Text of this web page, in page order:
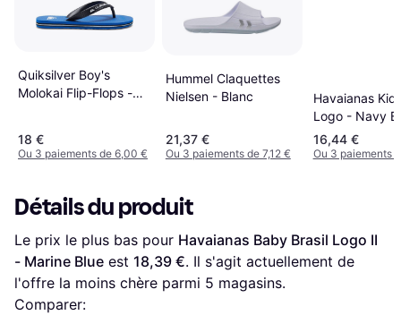
Quiksilver Boy's
Molokai Flip-Flops -
18 €
Ou 3 paiements de 6,00 €
Hummel Claquettes
Nielsen - Blanc
21,37 €
Ou 3 paiements de 7,12 €
Havaianas
Logo - Navy
16,44 €
Ou 3 paiements
Détails du produit
Le prix le plus bas pour Havaianas Baby Brasil Logo II
- Marine Blue est 18,39 €. Il s'agit actuellement de
l'offre la moins chère parmi 5 magasins.
Comparer: